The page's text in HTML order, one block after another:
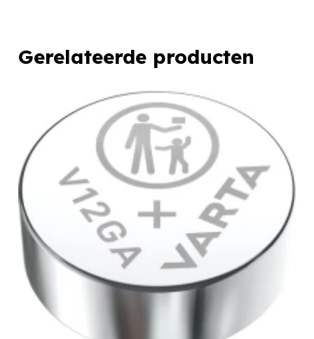
Gerelateerde producten